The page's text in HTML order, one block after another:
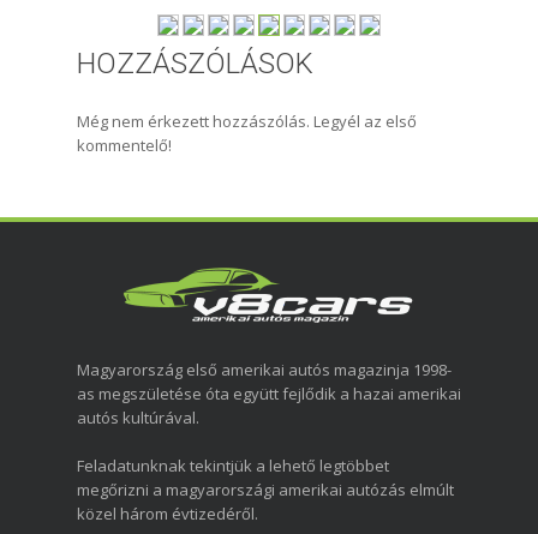
HOZZÁSZÓLÁSOK
Még nem érkezett hozzászólás. Legyél az első
kommentelő!
Magyarország első amerikai autós magazinja 1998-
as megszületése óta együtt fejlődik a hazai amerikai
autós kultúrával.
Feladatunknak tekintjük a lehető legtöbbet
megőrizni a magyarországi amerikai autózás elmúlt
közel három évtizedéről.